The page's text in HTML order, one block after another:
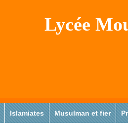
Lycée
Islamiates Musulman et fier